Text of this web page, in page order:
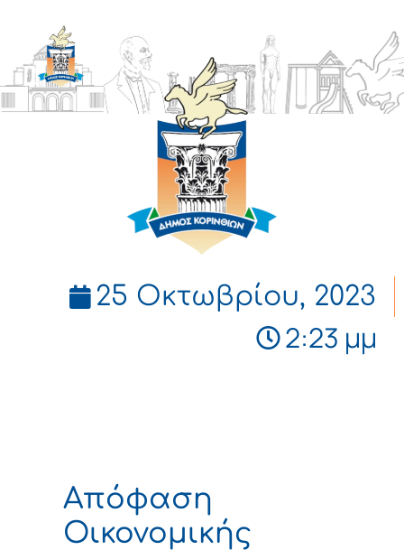
ΔΗΜΟΣ
ΚΟΡΙΝΘΙΩΝ
25 Οκτωβρίου, 2023
2:23 μμ
Απόφαση
Οικονομικής